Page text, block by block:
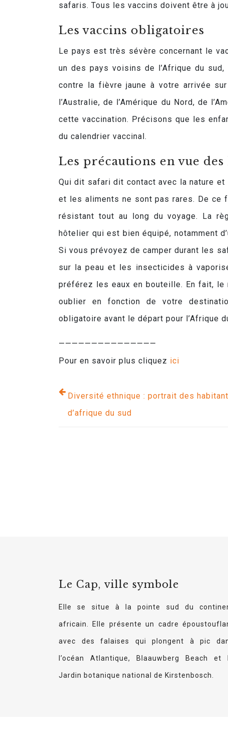
safaris. Tous les vaccins doivent être à
Les vaccins obligatoires
Le pays est très sévère concernant le
un des pays voisins de l’Afrique du
contre la fièvre jaune à votre arrivée
l’Australie, de l’Amérique du Nord, de
cette vaccination. Précisons que les
du calendrier vaccinal.
Les précautions en vue
Qui dit safari dit contact avec la nature
et les aliments ne sont pas rares. De ce
résistant tout au long du voyage. La
hôtelier qui est bien équipé, notamment
Si vous prévoyez de camper durant les
sur la peau et les insecticides à
préférez les eaux en bouteille. En fait,
oublier en fonction de votre
obligatoire avant le départ pour l’Afrique
———————————————
Pour en savoir plus cliquez ici
Diversité ethnique : portrait des
d’afrique du sud
Le Cap, ville symbole
Elle se situe à la pointe sud du
africain. Elle présente un cadre
avec des falaises qui plongent à pic
l’océan Atlantique, Blaauwberg Beach et
Jardin botanique national de Kirstenbosch.